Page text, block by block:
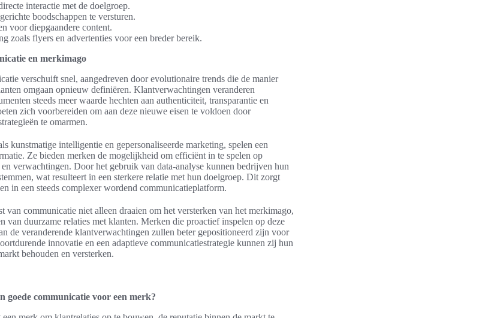
interactie met de doelgroep.
boodschappen te versturen.
voor diepgaandere content.
zoals flyers en advertenties voor een breder bereik.
en merkimago
verschuift snel, aangedreven door evolutionaire trends die de manier
omgaan opnieuw definiëren. Klantverwachtingen veranderen
steeds meer waarde hechten aan authenticiteit, transparantie en
zich voorbereiden om aan deze nieuwe eisen te voldoen door
te omarmen.
kunstmatige intelligentie en gepersonaliseerde marketing, spelen een
Ze bieden merken de mogelijkheid om efficiënt in te spelen op
verwachtingen. Door het gebruik van data-analyse kunnen bedrijven hun
wat resulteert in een sterkere relatie met hun doelgroep. Dit zorgt
in een steeds complexer wordend communicatieplatform.
van communicatie niet alleen draaien om het versterken van het merkimago,
van duurzame relaties met klanten. Merken die proactief inspelen op deze
de veranderende klantverwachtingen zullen beter gepositioneerd zijn voor
innovatie en een adaptieve communicatiestrategie kunnen zij hun
behouden en versterken.
goede communicatie voor een merk?